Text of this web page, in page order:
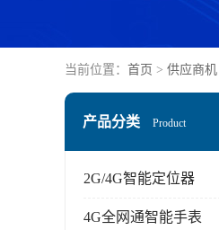
当前位置： 首页 > 供应商机
产品分类 Product
2G/4G智能定位器
4G全网通智能手表